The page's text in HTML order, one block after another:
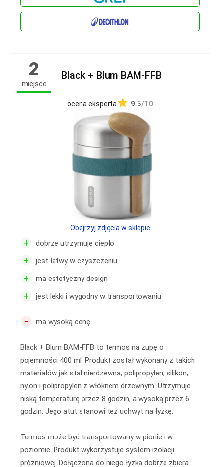
2
miejsce
Black + Blum BAM-FFB
ocena eksperta 9.5/10
+ dobrze utrzymuje ciepło
+ jest łatwy w czyszczeniu
+ ma estetyczny design
+ jest lekki i wygodny w transportowaniu
- ma wysoką cenę
Black + Blum BAM-FFB to termos na zupę o
pojemności 400 ml. Produkt został wykonany z takich
materiałów jak stal nierdzewna, polipropylen, silikon,
nylon i polipropylen z włóknem drzewnym. Utrzymuje
niską temperaturę przez 8 godzin, a wysoką przez 6
godzin. Jego atut stanowi też uchwyt na łyżkę.
Termos może być transportowany w pionie i w
poziomie. Produkt wykorzystuje system izolacji
próżniowej. Dołączona do niego łyżka dobrze zbiera
Obejrzyj zdjęcia w sklepie